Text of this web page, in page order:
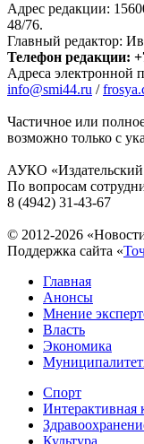
Адрес редакции:
48/76.
Главный редактор:
Телефон редакции:
Адреса электронной
info@smi44.ru /
Частичное или
возможно только с
АУКО «Издательский
По вопросам
8 (4942) 31-43-67
© 2012-2026
Поддержка сайта «
Главная
Анонсы
Мнение
Власть
Экономика
Спорт
Интерактивная